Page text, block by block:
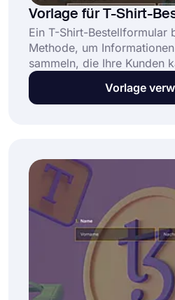
Vorlage für T-Shirt-
Ein T-Shirt-Bestellformular
Methode, um
sammeln, die Ihre Kunden
Diese kostenlose Vorlage
Bestellformulare ermöglicht
Vorlage